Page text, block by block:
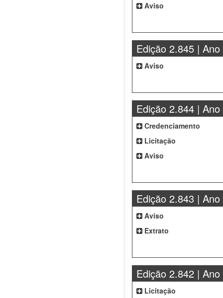
Aviso
Edição 2.845 | Ano
Aviso
Edição 2.844 | Ano
Credenciamento
Licitação
Aviso
Edição 2.843 | Ano
Aviso
Extrato
Edição 2.842 | Ano
Licitação